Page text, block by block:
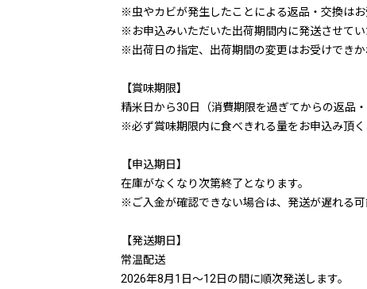
※虫やカビが発生したことによる返品・交換はお
※お申込みいただいた出荷期間内に発送させて
※出荷日の指定、出荷期間の変更はお受けできか
【賞味期限】
精米日から30日（消費期限を過ぎてからの返品
※必ず賞味期限内に食べきれる量をお申込み頂く
【申込期日】
在庫がなくなり次第終了となります。
※ご入金が確認できない場合は、発送が遅れる可
【発送期日】
常温配送
2026年8月1日～12日の間に順次発送します。